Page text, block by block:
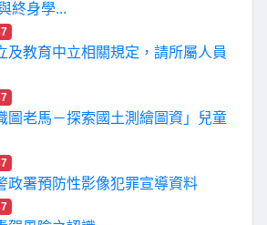
終身學...
及教育中立相關規定，請所屬人員
圖老馬－探索國土測繪圖資」兒童
政署預防性影像犯罪宣導資料